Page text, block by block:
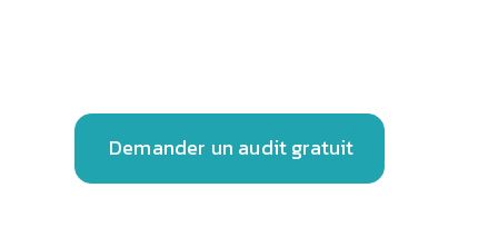
Demander un audit gratuit